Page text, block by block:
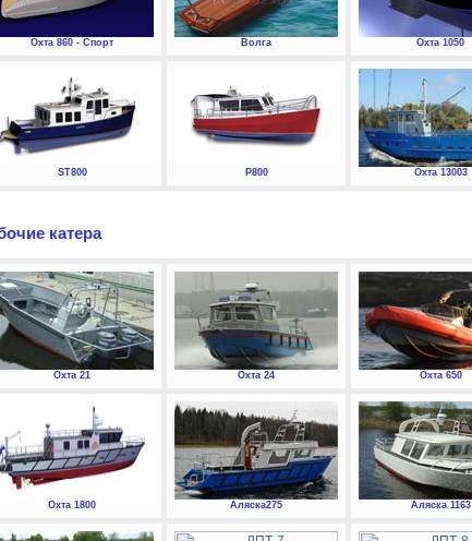
Охта 860 - Спорт Волга Охта 1050
ST800 P800 Охта 13003
катера
Охта 21 Охта 24 Охта 650
Охта 1800 Аляска275 Аляска 1163